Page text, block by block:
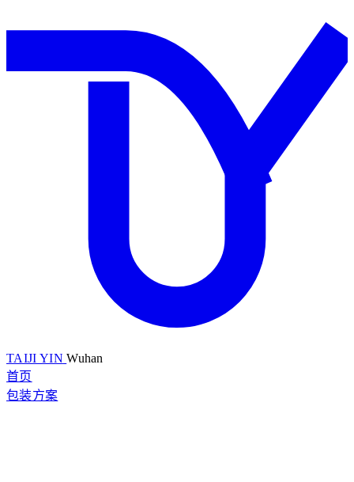
TAIJI YIN Wuhan
首页
包装方案